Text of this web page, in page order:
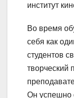
институт
Во время
себя как
студентов
творческий
Он успешно